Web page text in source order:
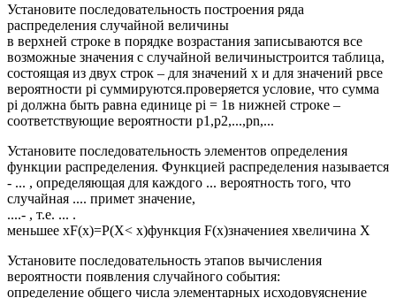
Установите последовательность построения ряда
распределения случайной величины
в верхней строке в порядке возрастания записываются все
возможные значения с случайной величиныстроится таблица,
состоящая из двух строк – для значений х и для значений рвсе
вероятности pi суммируются.проверяется условие, что сумма
pi должна быть равна единице pi = 1в нижней строке –
соответствующие вероятности p1,p2,...,pn,...
Установите последовательность элементов определения
функции распределения. Функцией распределения называется
- ... , определяющая для каждого ... вероятность того, что
случайная .... примет значение,
....- , т.е. ... .
меньшее xF(x)=P(X< x)функция F(x)значениея xвеличина X
Установите последовательность этапов вычисления
вероятности появления случайного события:
определение общего числа элементарных исходовуяснение